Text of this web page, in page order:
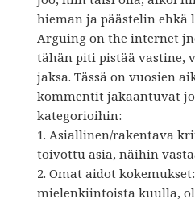
hieman ja päästelin
Arguing on the internet
tähän piti pistää vastine,
jaksa. Tässä on vuosien
kommentit jakaantuvat
kategorioihin:
1. Asiallinen/rakentava
toivottu asia, näihin
2. Omat aidot
mielenkiintoista kuulla,